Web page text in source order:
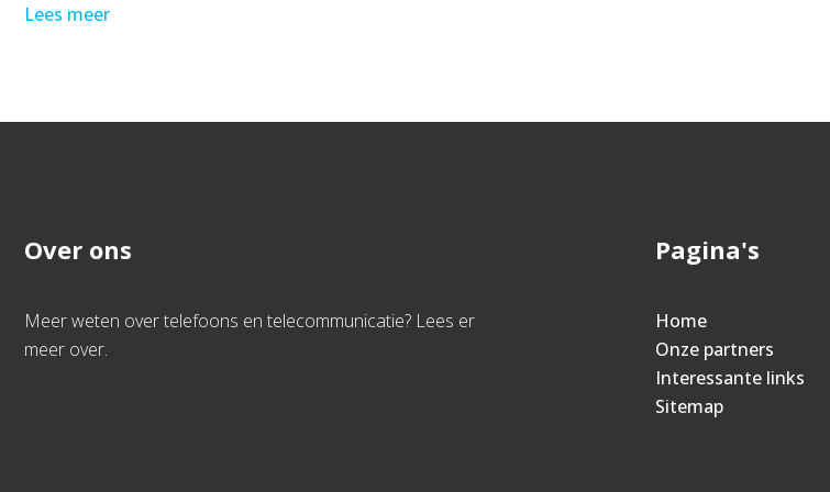
Lees meer
Over ons
Meer weten over telefoons en telecommunicatie? Lees er
meer over.
Pagina's
Home
Onze partners
Interessante links
Sitemap